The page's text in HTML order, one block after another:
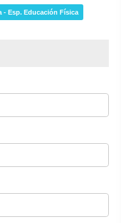
- Esp. Educación Física